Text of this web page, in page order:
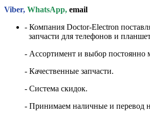
Viber, WhatsApp, email
- Компания Doctor-Electron
запчасти для телефонов и
- Ассортимент и выбор постоянно
- Качественные запчасти.
- Система скидок.
- Принимаем наличные и перевод